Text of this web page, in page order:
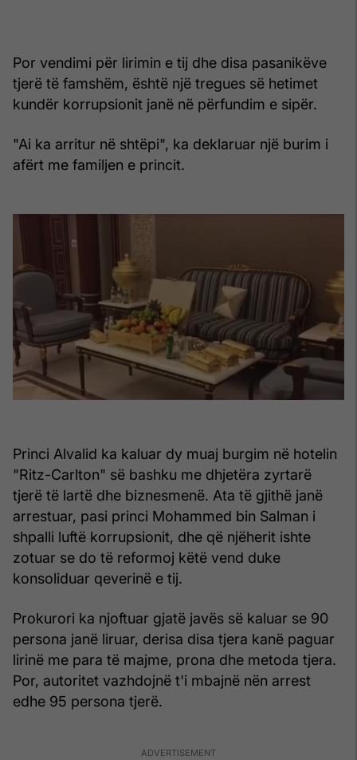
Por vendimi për lirimin e tij dhe disa pasanikëve
tjerë të famshëm, është një tregues së hetimet
kundër korrupsionit janë në përfundim e sipër.
"Ai ka arritur në shtëpi", ka deklaruar një burim i
afërt me familjen e princit.
Princi Alvalid ka kaluar dy muaj burgim në hotelin
"Ritz-Carlton" së bashku me dhjetëra zyrtarë
tjerë të lartë dhe biznesmenë. Ata të gjithë janë
arrestuar, pasi princi Mohammed bin Salman i
shpalli luftë korrupsionit, dhe që njëherit ishte
zotuar se do të reformoj këtë vend duke
konsoliduar qeverinë e tij.
Prokurori ka njoftuar gjatë javës së kaluar se 90
persona janë liruar, derisa disa tjera kanë paguar
lirinë me para të majme, prona dhe metoda tjera.
Por, autoritet vazhdojnë t'i mbajnë nën arrest
edhe 95 persona tjerë.